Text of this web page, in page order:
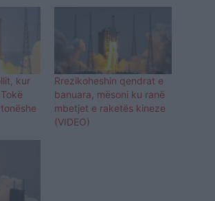
kur
Rrezikoheshin qendrat e
banuara, mësoni ku ranë
mbetjet e raketës kineze
(VIDEO)